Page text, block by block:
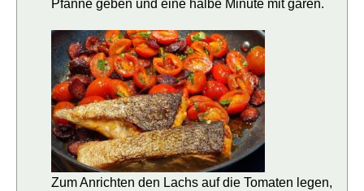
Pfanne geben und eine halbe Minute mit garen.
Zum Anrichten den Lachs auf die Tomaten legen,